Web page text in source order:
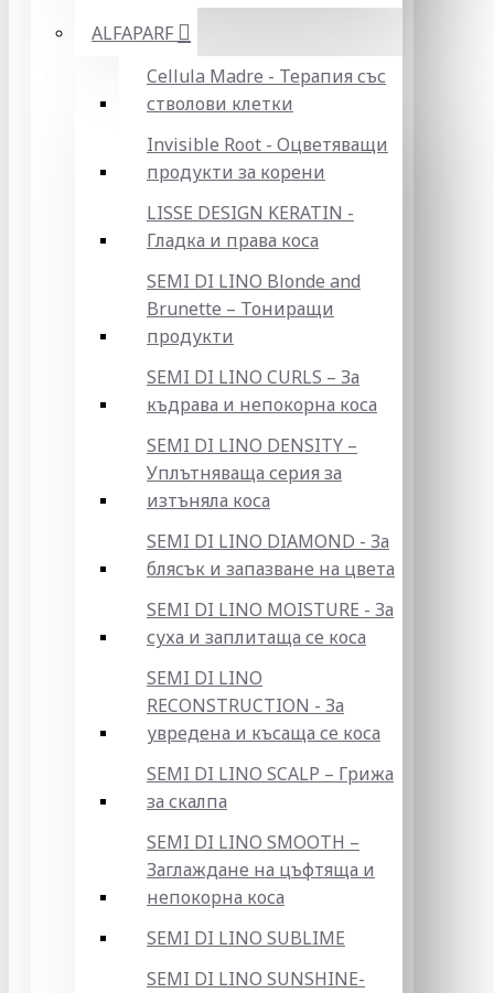
ALFAPARF
Cellula Madre - Терапия със
стволови клетки
Invisible Root - Оцветяващи
продукти за корени
LISSE DESIGN KERATIN -
Гладка и права коса
SEMI DI LINO Blonde and
Brunette – Тониращи
продукти
SEMI DI LINO CURLS – За
къдрава и непокорна коса
SEMI DI LINO DENSITY –
Уплътняваща серия за
изтъняла коса
SEMI DI LINO DIAMOND - За
блясък и запазване на цвета
SEMI DI LINO MOISTURE - За
суха и заплитаща се коса
SEMI DI LINO
RECONSTRUCTION - За
увредена и късаща се коса
SEMI DI LINO SCALP – Грижа
за скалпа
SEMI DI LINO SMOOTH –
Заглаждане на цъфтяща и
непокорна коса
SEMI DI LINO SUBLIME
SEMI DI LINO SUNSHINE-